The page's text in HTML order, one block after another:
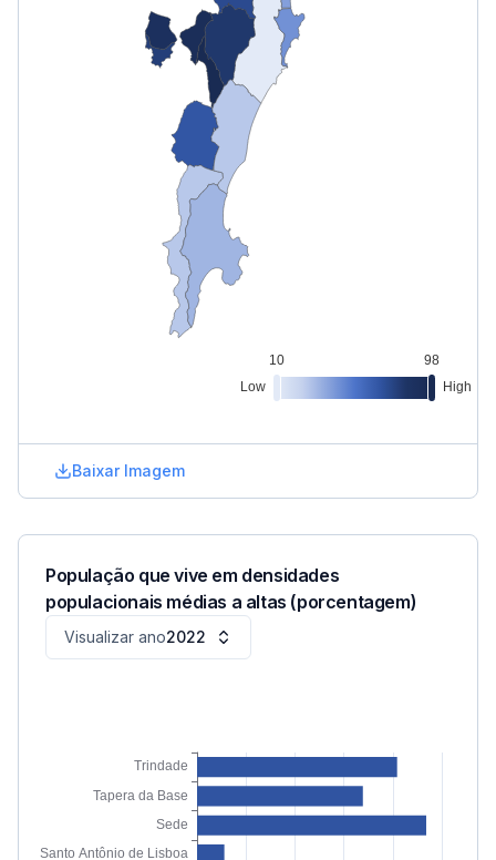
População que vive em densidades
populacionais médias a altas (porcentagem)
Visualizar ano2022
Baixar Imagem